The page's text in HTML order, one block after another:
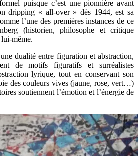
puisque c’est une pionnière avant
dripping « all-over » dès 1944, est sa
l’une des premières instances de ce
(historien, philosophe et critique
lui-même.
dualité entre figuration et abstraction,
de motifs figuratifs et surréalistes
lyrique, tout en conservant son
des couleurs vives (jaune, rose, vert…)
soutiennent l’émotion et l’énergie de